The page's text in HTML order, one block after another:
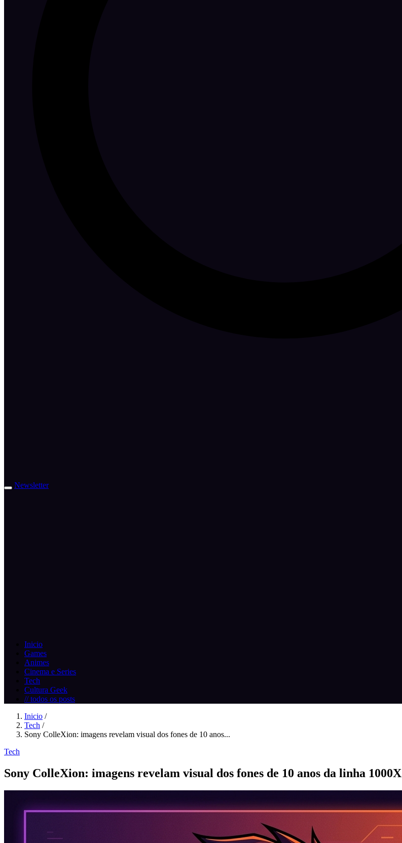
Newsletter
Inicio
Games
Animes
Cinema e Series
Tech
Cultura Geek
// todos os posts
Inicio /
Tech /
Sony ColleXion: imagens revelam visual dos fones de 10 anos...
Tech
Sony ColleXion: imagens revelam visual dos fones de 10 anos da linha 1000X